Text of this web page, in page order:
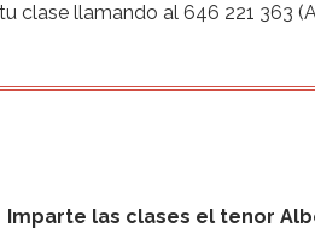
clase llamando al 646 221 363
Imparte las clases el tenor